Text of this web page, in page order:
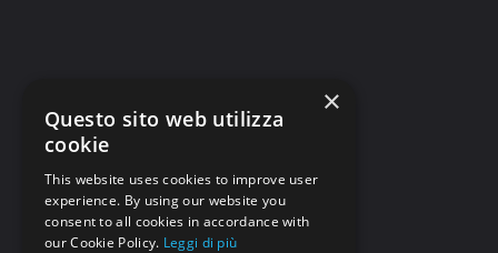
×
Questo sito web utilizza
cookie
This website uses cookies to improve user
experience. By using our website you
consent to all cookies in accordance with
our Cookie Policy. Leggi di più